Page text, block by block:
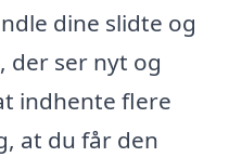
dine slidte og
ser nyt og
indhente flere
at du får den